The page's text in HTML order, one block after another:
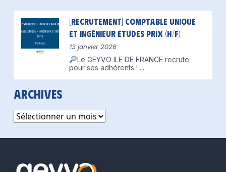
[Recrutement] Comptable unique
et Ingénieur Etudes Prix (H/F)
13 janvier 2026
Le GEYVO ILE DE FRANCE recrute
pour ses adhérents ! ...
Archives
Archives